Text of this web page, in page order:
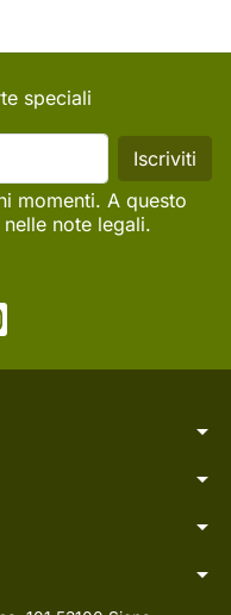
speciali
momenti. A questo
note legali.
arrow_drop_down
arrow_drop_down
arrow_drop_down
arrow_drop_down